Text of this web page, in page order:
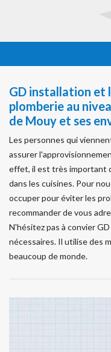
GD installation et
plomberie au
de Mouy et ses
Les personnes qui
assurer
effet, il est très important
dans les cuisines. Pour
occuper pour éviter les
recommander de vous
N'hésitez pas à convier
nécessaires. Il utilise des
beaucoup de monde.